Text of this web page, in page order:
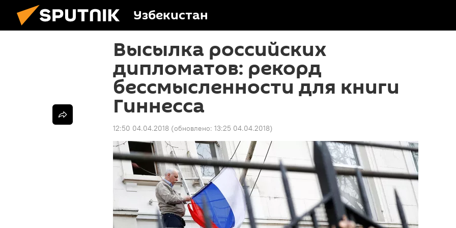
Узбекистан
Высылка российских
дипломатов: рекорд
бессмысленности для книги
Гиннесса
12:50 04.04.2018 (обновлено: 13:25 04.04.2018)